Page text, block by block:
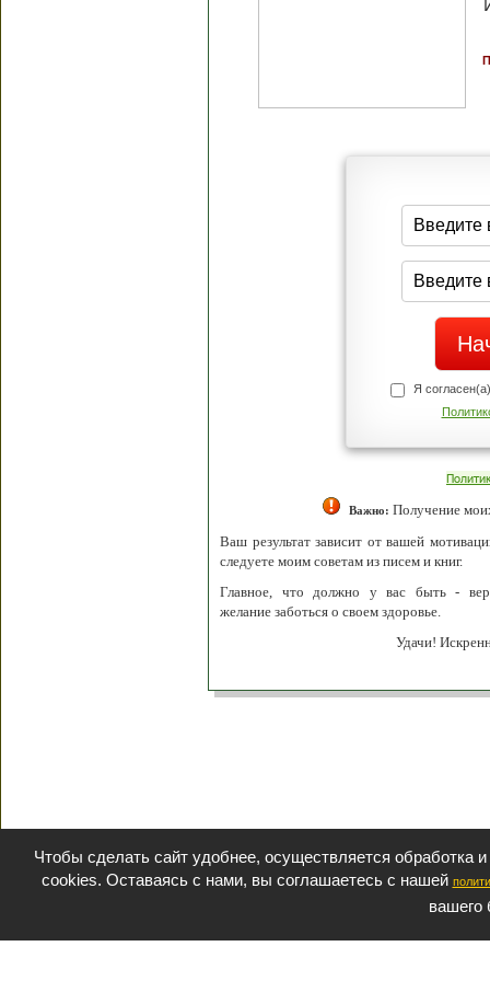
Я
Важно: Получение
Ваш результат зависит от вашей
следуете моим советам из писем и книг.
Главное, что должно у вас быть -
желание заботься о своем здоровье.
Удачи!
Чтобы сделать сайт удобнее, осуществляется обработка
cookies. Оставаясь с нами, вы соглашаетесь с нашей
вашего